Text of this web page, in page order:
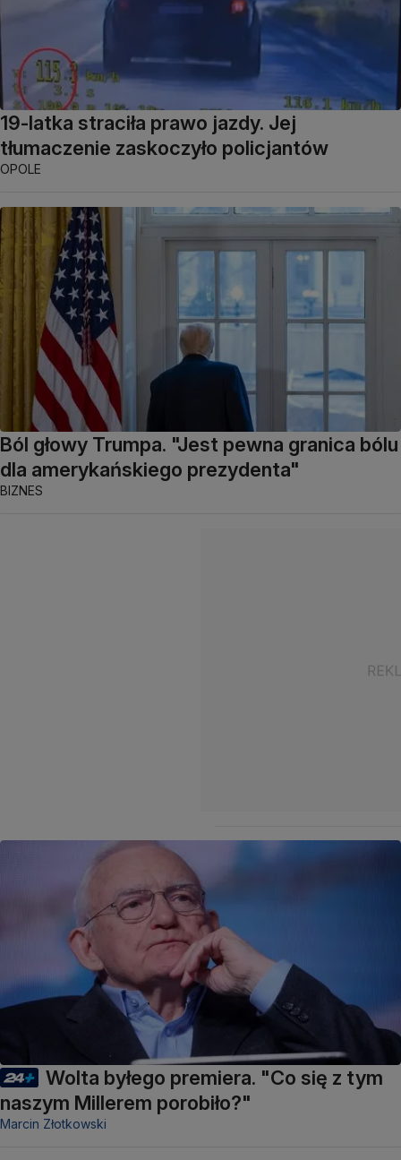
19-latka straciła prawo jazdy. Jej
tłumaczenie zaskoczyło policjantów
OPOLE
Ból głowy Trumpa. "Jest pewna granica bólu
dla amerykańskiego prezydenta"
BIZNES
Wolta byłego premiera. "Co się z tym
naszym Millerem porobiło?"
Marcin Złotkowski